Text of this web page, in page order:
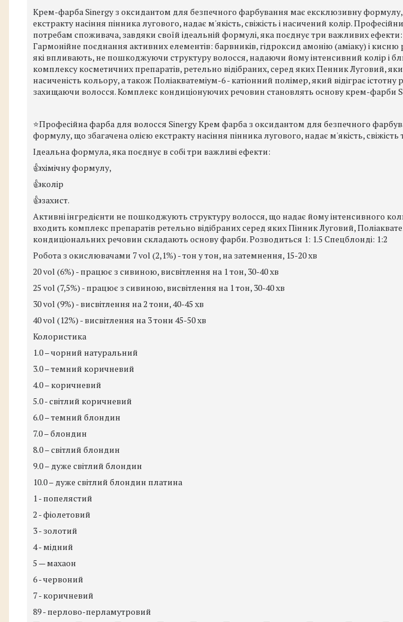
Крем-фарба Sinergy з оксидантом для безпечного фарбування має ексклюзивну
екстракту насіння пінника лугового, надає м'якість, свіжість і насичений колір.
потребам споживача, завдяки своїй ідеальній формулі, яка поєднує три важливих ефекти:
Гармонійне поєднання активних елементів: барвників, гідроксид амонію (аміаку) і
які впливають, не пошкоджуючи структуру волосся, надаючи йому інтенсивний колір і
комплексу косметичних препаратів, ретельно відібраних, серед яких Пенник Луговий, який
насиченість кольору, а також Поліакватеміум-6 - катіонний полімер, який відіграє
захищаючи волосся. Комплекс кондиціонуючих речовин становлять основу крем-фарби
⭐️Професійна фарба для волосся Sinergy Крем фарба з оксидантом для безпечного
формулу, що збагачена олією екстракту насіння пінника лугового, надає м'якість, свіжість
Ідеальна формула, яка поєднує в собі три важливі ефекти:
👍хімічну формулу,
👍колір
👍захист.
Активні інгредієнти не пошкоджують структуру волосся, що надає йому інтенсивного
входить комплекс препаратів ретельно відібраних серед яких Пінник Луговий,
кондиціональних речовин складають основу фарби. Розводиться 1: 1.5 Спецблонді: 1:2
Робота з окислювачами 7 vol (2,1%) - тон у тон, на затемнення, 15-20 хв
20 vol (6%) - працює з сивиною, висвітлення на 1 тон, 30-40 хв
25 vol (7,5%) - працює з сивиною, висвітлення на 1 тон, 30-40 хв
30 vol (9%) - висвітлення на 2 тони, 40-45 хв
40 vol (12%) - висвітлення на 3 тони 45-50 хв
Колористика
1.0 – чорний натуральний
3.0 – темний коричневий
4.0 – коричневий
5.0 - світлий коричневий
6.0 – темний блондин
7.0 – блондин
8.0 – світлий блондин
9.0 – дуже світлий блондин
10.0 – дуже світлий блондин платина
1 - попелястий
2 - фіолетовий
3 - золотий
4 - мідний
5 — махаон
6 - червоний
7 - коричневий
89 - перлово-перламутровий